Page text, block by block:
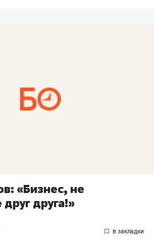
«Бизнес, не
друга!»